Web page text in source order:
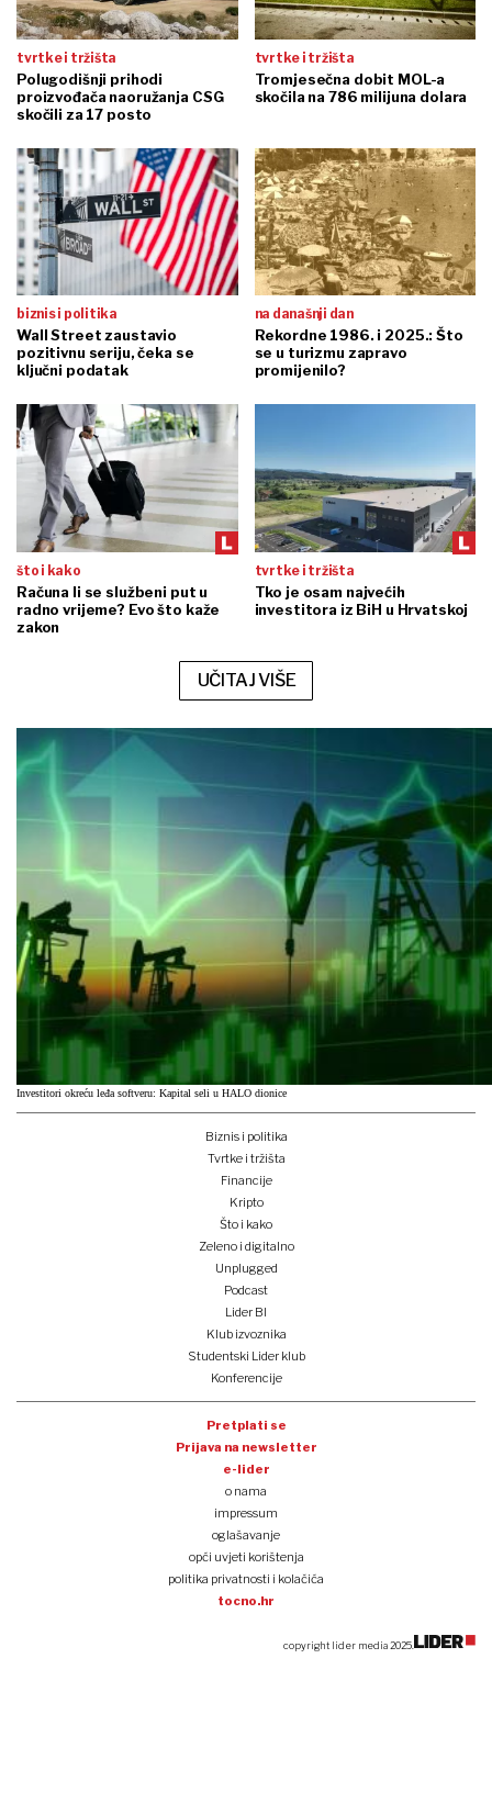
tvrtke i tržišta
Polugodišnji prihodi
proizvođača naoružanja CSG
skočili za 17 posto
tvrtke i tržišta
Tromjesečna dobit MOL-a
skočila na 786 milijuna dolara
biznis i politika
Wall Street zaustavio
pozitivnu seriju, čeka se
ključni podatak
na današnji dan
Rekordne 1986. i 2025.: Što
se u turizmu zapravo
promijenilo?
što i kako
Računa li se službeni put u
radno vrijeme? Evo što kaže
zakon
tvrtke i tržišta
Tko je osam najvećih
investitora iz BiH u Hrvatskoj
UČITAJ VIŠE
Investitori okreću leđa softveru: Kapital seli u HALO dionice
Biznis i politika
Tvrtke i tržišta
Financije
Kripto
Što i kako
Zeleno i digitalno
Unplugged
Podcast
Lider BI
Klub izvoznika
Studentski Lider klub
Konferencije
Pretplati se
Prijava na newsletter
e-lider
o nama
impressum
oglašavanje
opći uvjeti korištenja
politika privatnosti i kolačića
tocno.hr
copyright lider media 2025.